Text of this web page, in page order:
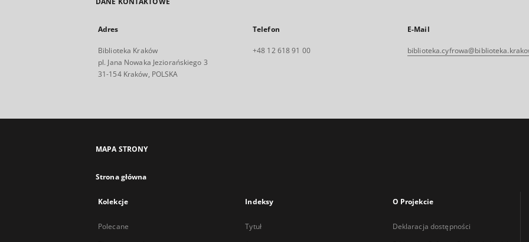
Adres
Biblioteka Kraków
pl. Jana Nowaka Jeziorańskiego 3
31-154 Kraków, POLSKA
Telefon
+48 12 618 91 00
E-Mail
MAPA STRONY
Strona główna
Kolekcje
Polecane
Indeksy
Tytuł
O Projekcie
Deklaracja dostępności